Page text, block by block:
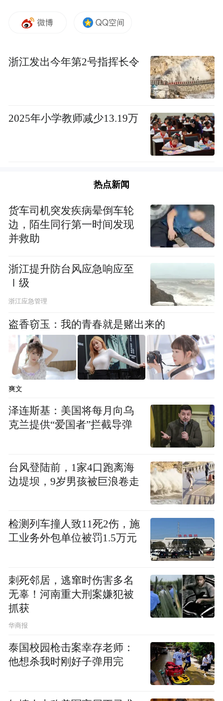
援助物资（图片来源：凤凰网佛教）
货车从北京房山出发，驶向湖北（图片来源：凤
凰网佛教）
连日来，新冠肺炎疫情时刻牵动全国上下每
一位同胞的心，北京李先生加州牛肉面大王
有限公司，通过凤凰网佛教慧海公益基金，
驰援湖北，捐赠李先生鲜拌面12000桶（一千
人员等人群，为抗击“疫战”贡献一份力量！
“抗击疫情，支援湖北，李先生牛肉面与你同
在”，2020年1月30日上午，满载着12000桶
李先生鲜拌面的大货车，从北京房山出发，
驶向湖北。北京李先生加州牛肉面大王有限
公司一直高度关注疫情发展，积极承担企业
社会责任，充分利用公司优势，精准有序为
浙江发出今年第2号指挥长令
2025年小学教师减少13.19万
热点新闻
货车司机突发疾病晕倒车轮
边，陌生同行第一时间发现
并救助
浙江提升防台风应急响应至
Ⅰ级
浙江应急管理
盗香窃玉：我的青春就是赌出来的
爽文
泽连斯基：美国将每月向乌
克兰提供“爱国者”拦截导弹
台风登陆前，1家4口跑离海
边堤坝，9岁男孩被巨浪卷走
检测列车撞人致11死2伤，施
工业务外包单位被罚1.5万元
刺死邻居，逃窜时伤害多名
无辜！河南重大刑案嫌犯被
抓获
华商报
泰国校园枪击案幸存老师：
他想杀我时刚好子弹用完